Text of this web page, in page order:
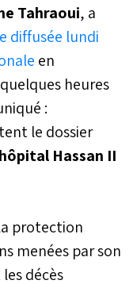
Tahraoui, a
diffusée lundi
en
heures
:
le dossier
hôpital Hassan II
protection
menées par son
décès